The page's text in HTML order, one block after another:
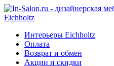
Интерьеры Eichholtz
Оплата
Возврат и обмен
Акции и скидки